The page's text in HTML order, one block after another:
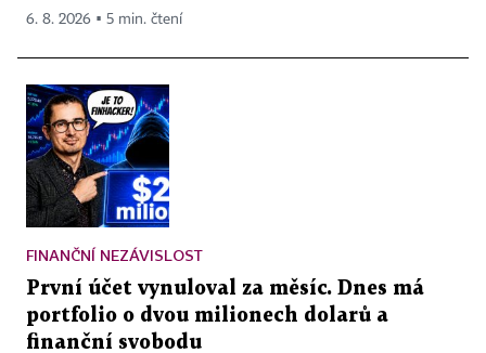
6. 8. 2026 ▪ 5 min. čtení
FINANČNÍ NEZÁVISLOST
První účet vynuloval za měsíc. Dnes má
portfolio o dvou milionech dolarů a
finanční svobodu